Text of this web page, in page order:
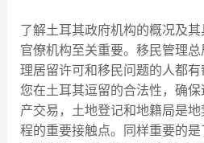
了解土耳其政府机构的概况及
官僚机构至关重要。移民管理
理居留许可和移民问题的人都
您在土耳其逗留的合法性，确
产交易，土地登记和地籍局是
程的重要接触点。同样重要的